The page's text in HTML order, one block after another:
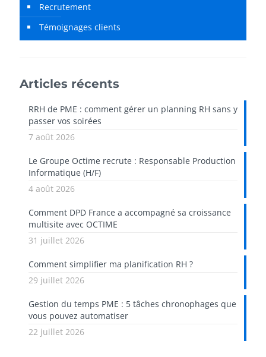
Recrutement
Témoignages clients
Articles récents
RRH de PME : comment gérer un planning RH sans y
passer vos soirées
7 août 2026
Le Groupe Octime recrute : Responsable Production
Informatique (H/F)
4 août 2026
Comment DPD France a accompagné sa croissance
multisite avec OCTIME
31 juillet 2026
Comment simplifier ma planification RH ?
29 juillet 2026
Gestion du temps PME : 5 tâches chronophages que
vous pouvez automatiser
22 juillet 2026